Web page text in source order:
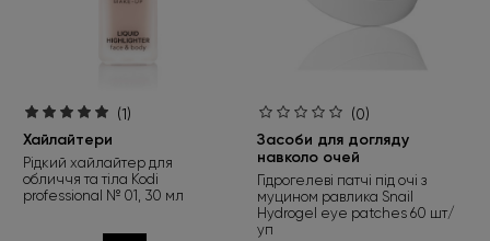
(1)
Хайлайтери
Рідкий хайлайтер для
обличчя та тіла Kodi
professional № 01, 30 мл
(0)
Засоби для догляду
навколо очей
Гідрогелеві патчі під очі з
муцином равлика Snail
Hydrogel eye patches 60 шт/
уп